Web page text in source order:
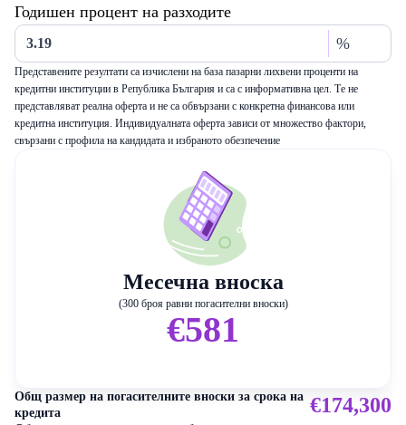
Годишен процент на разходите
%
Представените резултати са изчислени на база пазарни лихвени проценти на
кредитни институции в Република България и са с информативна цел. Те не
представляват реална оферта и не са обвързани с конкретна финансова или
кредитна институция. Индивидуалната оферта зависи от множество фактори,
свързани с профила на кандидата и избраното обезпечение
Месечна вноска
(300 броя равни погасителни вноски)
€581
Общ размер на погасителните вноски за срока на
кредита
€174,300